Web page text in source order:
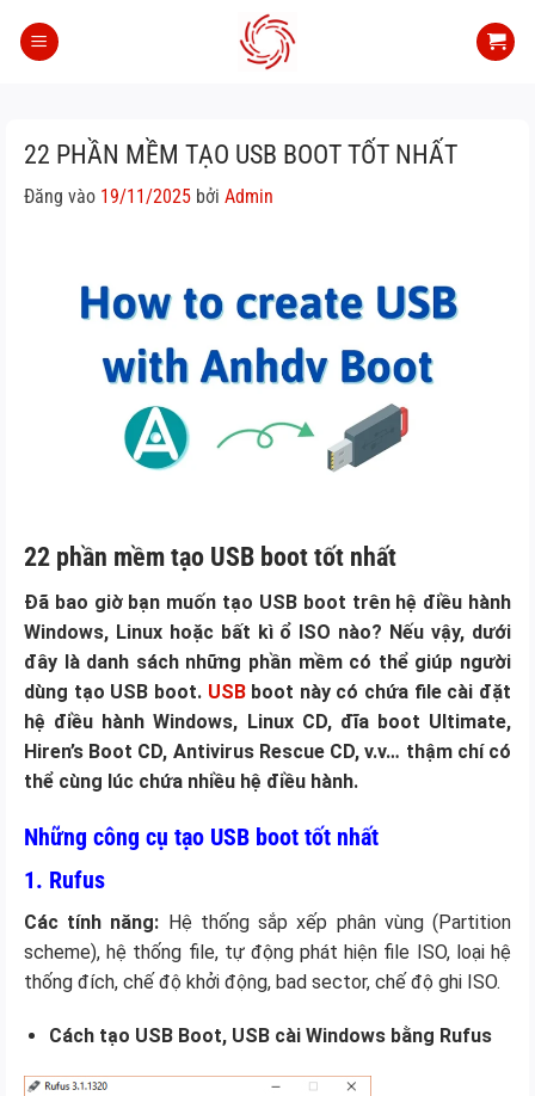
qua
22 PHẦN MỀM TẠO USB BOOT TỐT NHẤT
Đăng vào 19/11/2025 bởi Admin
22 phần mềm tạo USB boot tốt nhất
Đã bao giờ bạn muốn tạo USB boot trên hệ điều hành
Windows, Linux hoặc bất kì ổ ISO nào? Nếu vậy, dưới
đây là danh sách những phần mềm có thể giúp người
dùng tạo USB boot. USBboot này có chứa file cài đặt
hệ điều hành Windows, Linux CD, đĩa boot Ultimate,
Hiren’s Boot CD, Antivirus Rescue CD, v.v… thậm chí có
thể cùng lúc chứa nhiều hệ điều hành.
Những công cụ tạo USB boot tốt nhất
1. Rufus
Các tính năng: Hệ thống sắp xếp phân vùng (Partition
scheme), hệ thống file, tự động phát hiện file ISO, loại hệ
thống đích, chế độ khởi động, bad sector, chế độ ghi ISO.
Cách tạo USB Boot, USB cài Windows bằng Rufus